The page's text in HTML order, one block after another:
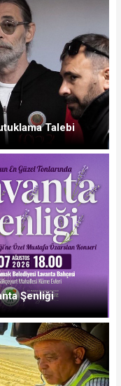
Talebi
Şenliği